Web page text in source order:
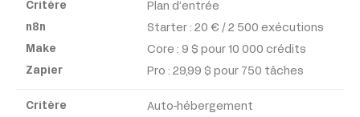
Zapier Plan d’entrée
Starter : 20 € / 2 500 exécutions
Core : 9 $ pour 10 000 crédits
Pro : 29,99 $ pour 750 tâches
Auto-hébergement